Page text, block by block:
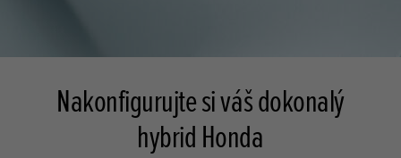
Nakonfigurujte si váš dokonalý
hybrid Honda